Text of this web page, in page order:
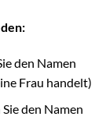
den Namen
Frau handelt)
den Namen